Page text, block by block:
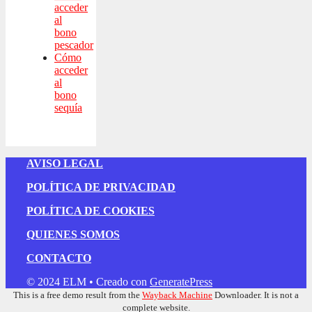
acceder
al
bono
pescador
Cómo
acceder
al
bono
sequía
AVISO LEGAL
POLÍTICA DE PRIVACIDAD
POLÍTICA DE COOKIES
QUIENES SOMOS
CONTACTO
© 2024 ELM • Creado con GeneratePress
This is a free demo result from the Wayback Machine Downloader. It is not a
complete website.